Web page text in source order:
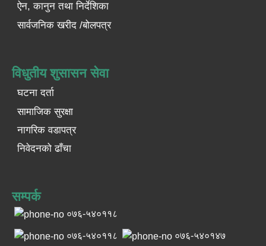
ऐन, कानुन तथा निर्देशिका
सार्वजनिक खरीद /बोलपत्र
विधुतीय शुसासन सेवा
घटना दर्ता
सामाजिक सुरक्षा
नागरिक वडापत्र
निवेदनको ढाँचा
सम्पर्क
०७६-५४०११८
०७६-५४०११८ ०७६-५४०१४७